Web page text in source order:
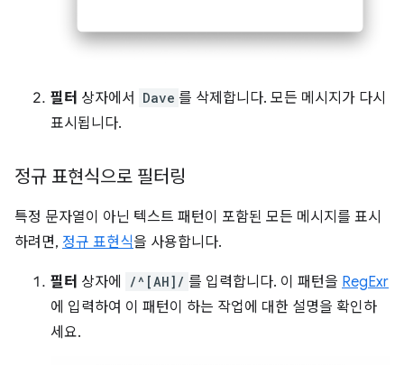
필터 상자에서 Dave 를 삭제합니다. 모든 메시지가 다시
표시됩니다.
정규 표현식으로 필터링
특정 문자열이 아닌 텍스트 패턴이 포함된 모든 메시지를 표시
하려면, 정규 표현식을 사용합니다.
필터 상자에 /^[AH]/ 를 입력합니다. 이 패턴을 RegExr
에 입력하여 이 패턴이 하는 작업에 대한 설명을 확인하
세요.